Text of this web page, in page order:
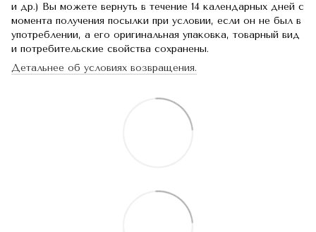
и др.) Вы можете вернуть в течение 14 календарных дней с
момента получения посылки при условии, если он не был в
употреблении, а его оригинальная упаковка, товарный вид
и потребительские свойства сохранены.
Детальнее об условиях возвращения.